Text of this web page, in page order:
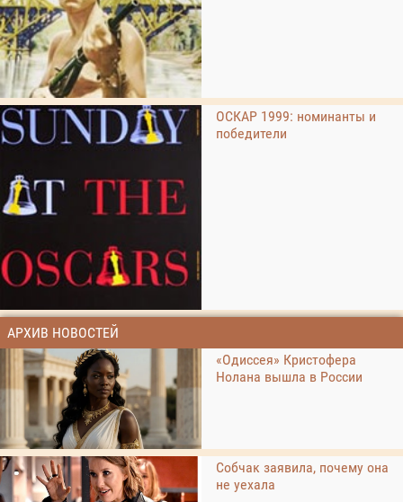
ОСКАР 1999: номинанты и
победители
АРХИВ НОВОСТЕЙ
«Одиссея» Кристофера
Нолана вышла в России
Собчак заявила, почему она
не уехала